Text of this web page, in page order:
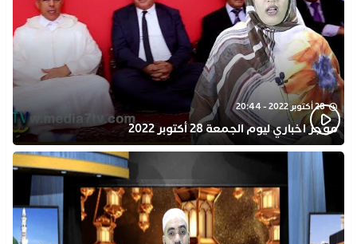
28 أكتوبر 2022 - 20:44
موجز اخباري ليوم الجمعة 28 أكتوبر 2022